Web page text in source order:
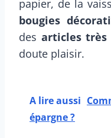
papier, de la
bougies
des articles
doute plaisir.
A lire aussi
épargne ?